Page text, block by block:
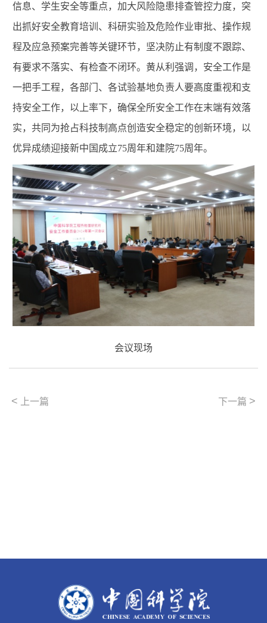
信息、学生安全等重点，加大风险隐患排查管控力度，突
出抓好安全教育培训、科研实验及危险作业审批、操作规
程及应急预案完善等关键环节，坚决防止有制度不跟踪、
有要求不落实、有检查不闭环。黄从利强调，安全工作是
一把手工程，各部门、各试验基地负责人要高度重视和支
持安全工作，以上率下，确保全所安全工作在末端有效落
实，共同为抢占科技制高点创造安全稳定的创新环境，以
优异成绩迎接新中国成立75周年和建院75周年。
会议现场
< 上一篇 下一篇 >